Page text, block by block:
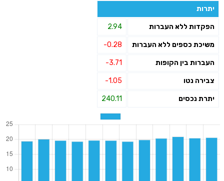
יתרות
הפקדות ללא העברות 2.94
משיכת כספים ללא העברות -0.28
העברות בין הקופות -3.71
צבירה נטו -1.05
יתרת נכסים 240.11